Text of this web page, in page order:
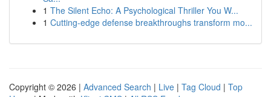
1 The Silent Echo: A Psychological Thriller You W...
1 Cutting-edge defense breakthroughs transform mo...
Copyright © 2026 | Advanced Search | Live | Tag Cloud | Top